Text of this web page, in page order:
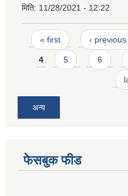
मिति: 11/28/2021 - 12:22
Pages
« first ‹ previous
4 5 6
अन्य
फेसबुक फीड